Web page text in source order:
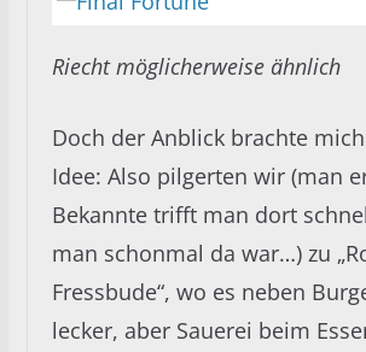
Riecht möglicherweise ähnlich
Doch der Anblick brachte
Idee: Also pilgerten wir (man
Bekannte trifft man dort
man schonmal da war…) zu
Fressbude“, wo es neben
lecker, aber Sauerei beim